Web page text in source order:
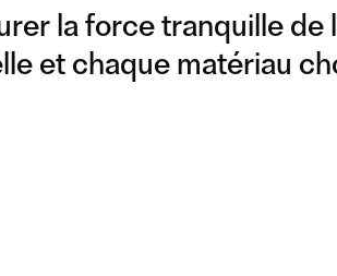
la force tranquille de
et chaque matériau